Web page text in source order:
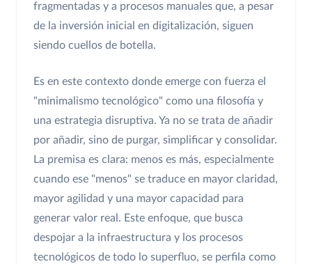
fragmentadas y a procesos manuales que, a pesar
de la inversión inicial en digitalización, siguen
siendo cuellos de botella.
Es en este contexto donde emerge con fuerza el
"minimalismo tecnológico" como una filosofía y
una estrategia disruptiva. Ya no se trata de añadir
por añadir, sino de purgar, simplificar y consolidar.
La premisa es clara: menos es más, especialmente
cuando ese "menos" se traduce en mayor claridad,
mayor agilidad y una mayor capacidad para
generar valor real. Este enfoque, que busca
despojar a la infraestructura y los procesos
tecnológicos de todo lo superfluo, se perfila como